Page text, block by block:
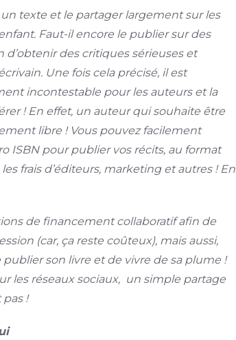
texte et le partager largement sur les
Faut-il encore le publier sur des
des critiques sérieuses et
Une fois cela précisé, il est
incontestable pour les auteurs et la
! En effet, un auteur qui souhaite être
libre ! Vous pouvez facilement
ISBN pour publier vos récits, au format
frais d’éditeurs, marketing et autres ! En
de financement collaboratif afin de
(car, ça reste coûteux), mais aussi,
son livre et de vivre de sa plume !
les réseaux sociaux, un simple partage
!